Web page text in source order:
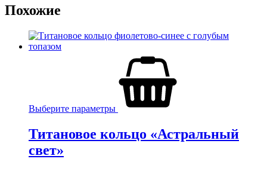
Похожие
Выберите параметры
Титановое кольцо «Астральный
свет»